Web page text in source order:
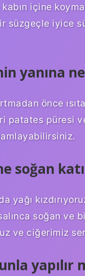
içine
süzgeçle iyice
yanına ne
önce
patates püresi
soğan
yağı
soğan ve
ve ciğerimiz
yapılır